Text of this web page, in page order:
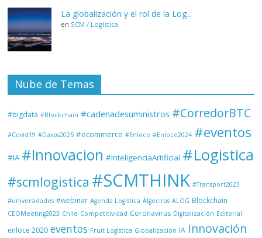
La globalización y el rol de la Log...
en SCM / Logística
Nube de Temas
#bigdata #Blockchain #cadenadesuministros #CorredorBTC
#Covid19 #Davos2025 #ecommerce #Enloce #Enloce2024 #eventos
#IA #Innovacion #InteligenciaArtificial #Logistica
#scmlogistica #SCMTHINK #Transport2023
#universidades #webinar Agenda Logística Algeciras ALOG Blockchain
CEOMeeting2023 Chile Competitividad Coronavirus Digitalización Editorial
enloce 2020 eventos Fruit Logistica Globalización IA Innovación